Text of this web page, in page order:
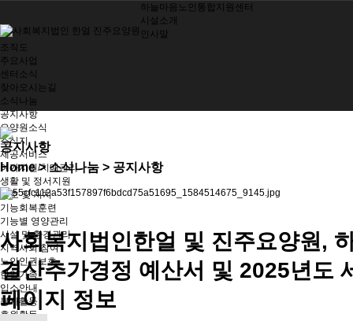
하늘마음노인통합지원센터
시설소개
인사말
조직도
주요사업
센터소식
찾아오시는길
소식나눔
공지사항
요양원소식
소식지
제공서비스
여가지원/치매관리
생활 및 정서지원
간호 및 처치
기능회복훈련
기능별 영양관리
시설 및 환경관리
지역사회 참여
노인인권보호
한얼가족
입소안내
봉사활동
후원활동
공지사항
Home> 소식나눔 > 공지사항
사회복지법인한얼 및 진주요양원,
결산추가경정 예산서 및 2025년도
페이지 정보